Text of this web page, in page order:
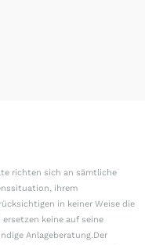
richten sich an sämtliche
ihrem
in keiner Weise die
keine auf seine
Anlageberatung.Der